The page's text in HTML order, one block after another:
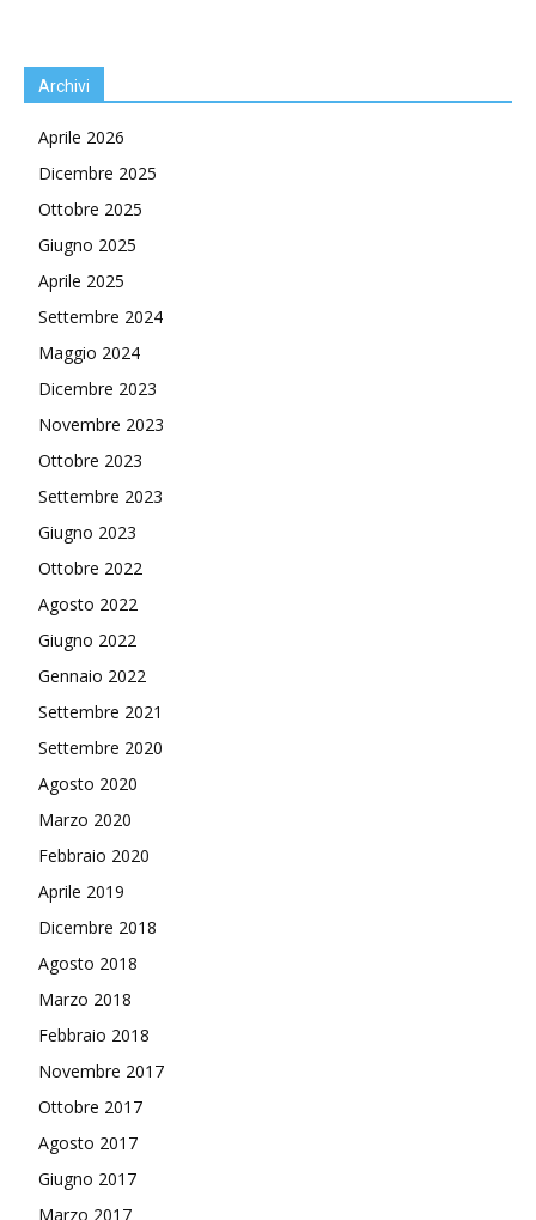
Archivi
Aprile 2026
Dicembre 2025
Ottobre 2025
Giugno 2025
Aprile 2025
Settembre 2024
Maggio 2024
Dicembre 2023
Novembre 2023
Ottobre 2023
Settembre 2023
Giugno 2023
Ottobre 2022
Agosto 2022
Giugno 2022
Gennaio 2022
Settembre 2021
Settembre 2020
Agosto 2020
Marzo 2020
Febbraio 2020
Aprile 2019
Dicembre 2018
Agosto 2018
Marzo 2018
Febbraio 2018
Novembre 2017
Ottobre 2017
Agosto 2017
Giugno 2017
Marzo 2017